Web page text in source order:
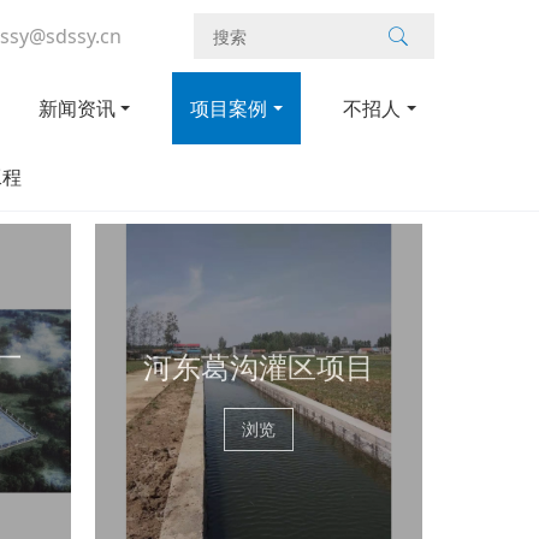
新闻资讯 项目案例 不招人
河东葛沟灌区项目
浏览